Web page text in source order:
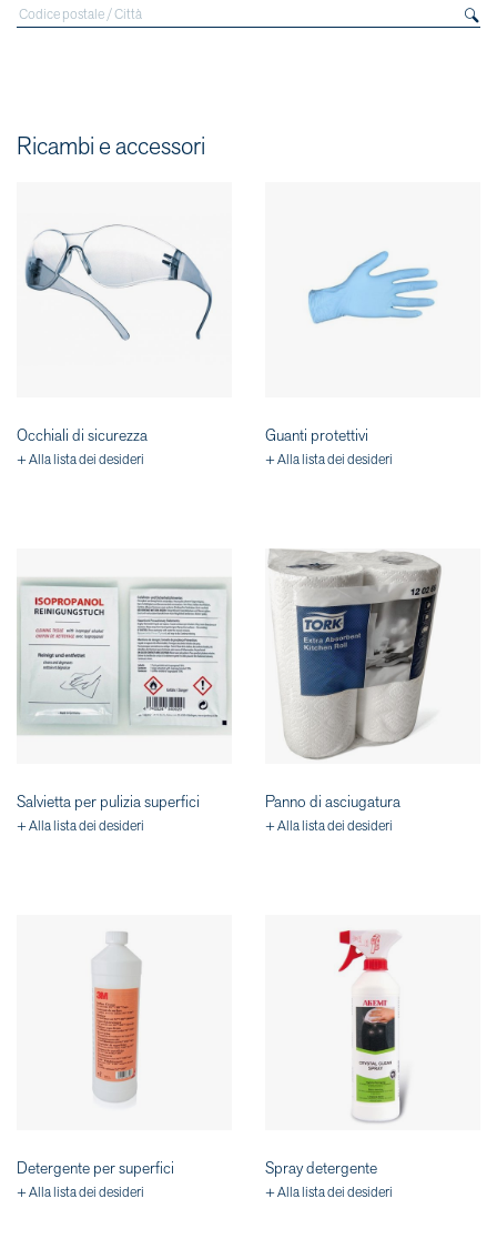
Ricambi e accessori
Occhiali di sicurezza
+ Alla lista dei desideri
Guanti protettivi
+ Alla lista dei desideri
Salvietta per pulizia superfici
+ Alla lista dei desideri
Panno di asciugatura
+ Alla lista dei desideri
Detergente per superfici
+ Alla lista dei desideri
Spray detergente
+ Alla lista dei desideri